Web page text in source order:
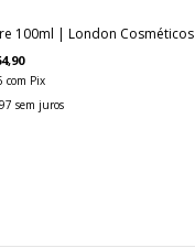
100ml | London Cosméticos
com Pix
sem juros